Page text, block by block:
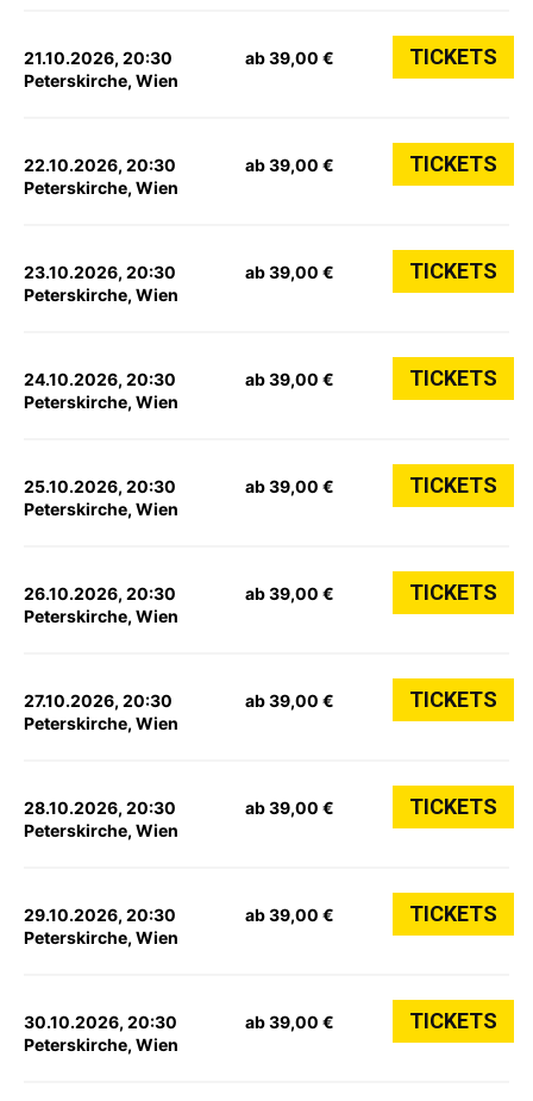
21.10.2026, 20:30
Peterskirche, Wien
ab 39,00 € TICKETS
22.10.2026, 20:30
Peterskirche, Wien
ab 39,00 € TICKETS
23.10.2026, 20:30
Peterskirche, Wien
ab 39,00 € TICKETS
24.10.2026, 20:30
Peterskirche, Wien
ab 39,00 € TICKETS
25.10.2026, 20:30
Peterskirche, Wien
ab 39,00 € TICKETS
26.10.2026, 20:30
Peterskirche, Wien
ab 39,00 € TICKETS
27.10.2026, 20:30
Peterskirche, Wien
ab 39,00 € TICKETS
28.10.2026, 20:30
Peterskirche, Wien
ab 39,00 € TICKETS
29.10.2026, 20:30
Peterskirche, Wien
ab 39,00 € TICKETS
30.10.2026, 20:30
Peterskirche, Wien
ab 39,00 € TICKETS